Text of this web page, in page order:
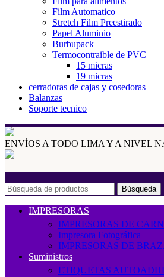
Film Automatico
Stretch Film Preestirado
Papel Aluminio
Burbupack
Termocontraible de PVC
15 micras
19 micras
cerradoras de cajas y cosedoras
Balanzas
Soporte tecnico
ENVÍOS A TODO LIMA Y A NIVEL
Búsqueda
IMPRESORAS
IMPRESORAS DE
Impresora Fotográfica
IMPRESORAS DE
Suministros
ETIQUETAS